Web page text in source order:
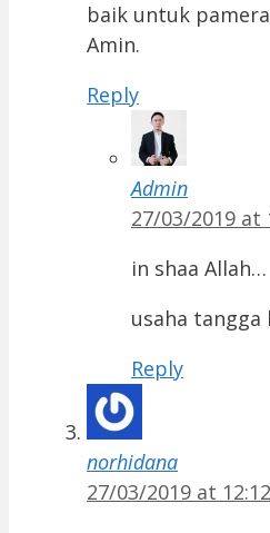
baik untuk
Amin.
Reply
Admin
27/03/2019 at
in shaa Allah…
usaha tangga
Reply
norhidana
27/03/2019 at